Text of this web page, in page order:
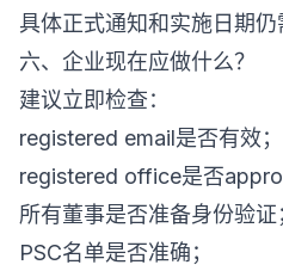
具体正式通知和实施日期仍
六、企业现在应做什么？
建议立即检查：
registered email是否有效；
registered office是否
所有董事是否准备身份验证
PSC名单是否准确；